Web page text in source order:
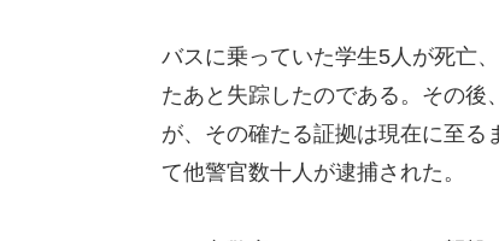
バスに乗っていた学生5人が死亡
たあと失踪したのである。その後
が、その確たる証拠は現在に至る
て他警官数十人が逮捕された。